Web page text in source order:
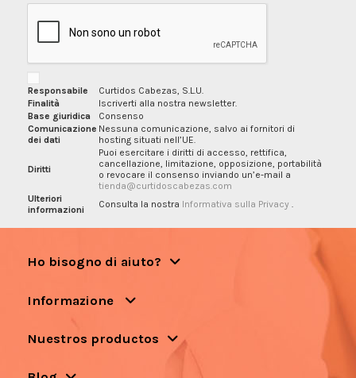
Responsabile
Curtidos Cabezas, S.L.U.
Finalità
Iscriverti alla nostra newsletter.
Base giuridica
Consenso
Comunicazione
dei dati
Nessuna comunicazione, salvo ai fornitori di
hosting situati nell’UE.
Diritti
Puoi esercitare i diritti di accesso, rettifica,
cancellazione, limitazione, opposizione, portabilità
o revocare il consenso inviando un’e-mail a
tienda@curtidoscabezas.com
Ulteriori
informazioni
Consulta la nostra Informativa sulla Privacy .
Ho bisogno di aiuto?
Informazione
Nuestros productos